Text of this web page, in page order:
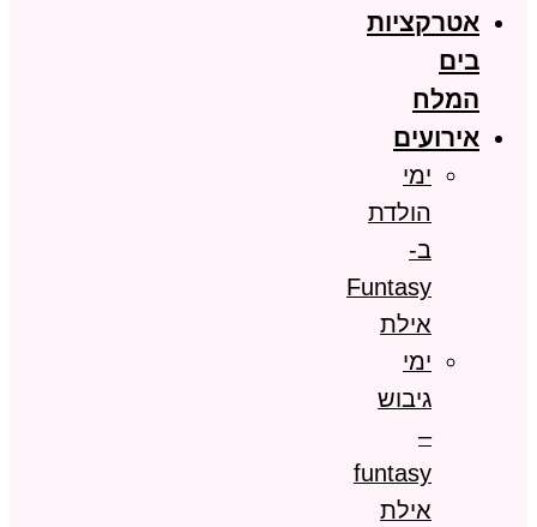
אטרקציות
בים
המלח
אירועים
ימי
הולדת
ב-
Funtasy
אילת
ימי
גיבוש
–
funtasy
אילת